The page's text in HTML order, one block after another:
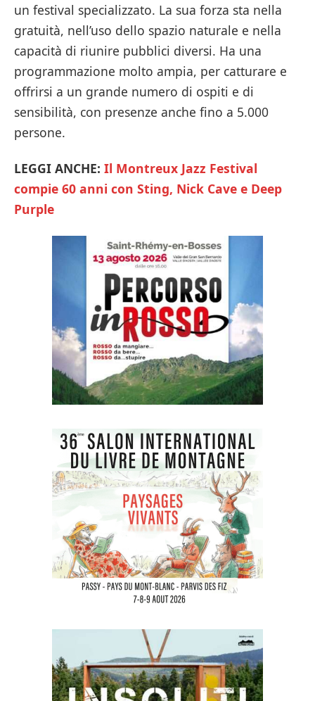
un festival specializzato. La sua forza sta nella
gratuità, nell’uso dello spazio naturale e nella
capacità di riunire pubblici diversi. Ha una
programmazione molto ampia, per catturare e
offrirsi a un grande numero di ospiti e di
sensibilità, con presenze anche fino a 5.000
persone.
LEGGI ANCHE: Il Montreux Jazz Festival
compie 60 anni con Sting, Nick Cave e Deep
Purple